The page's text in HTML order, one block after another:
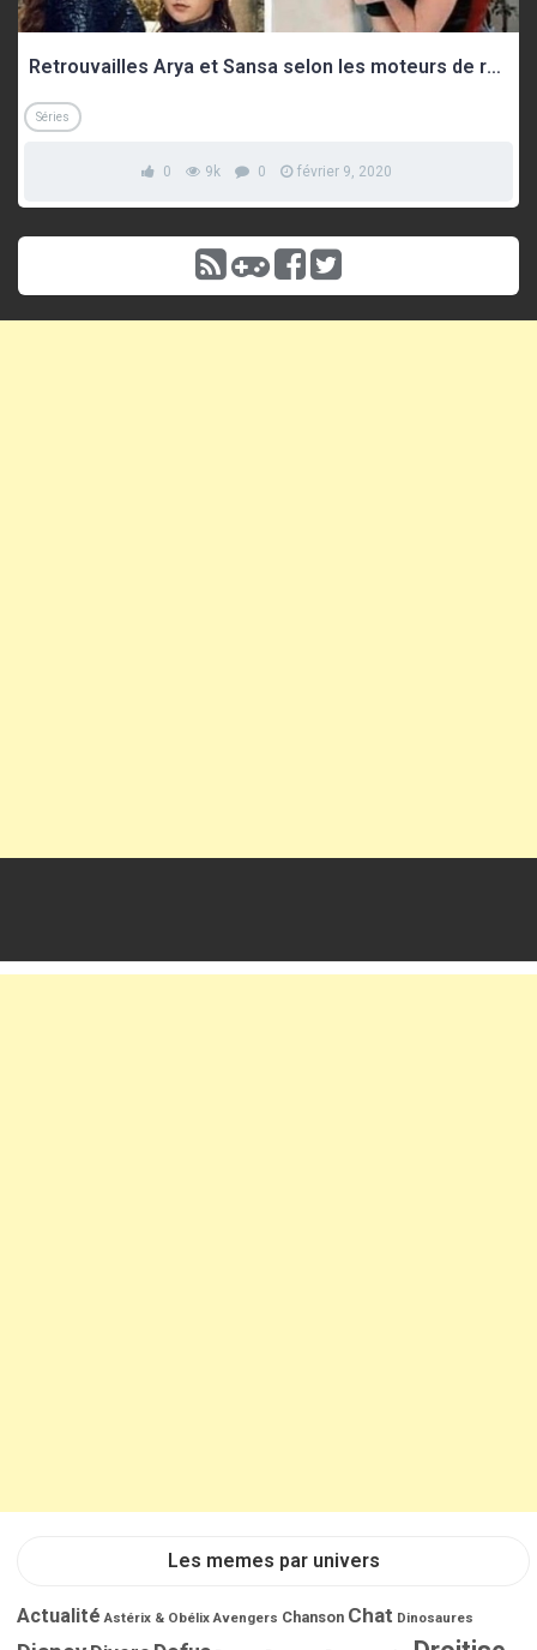
Retrouvailles Arya et Sansa selon les moteurs de recherche
Séries
0 9k 0 février 9, 2020
Les memes par univers
Actualité Astérix & Obélix Avengers Chanson Chat Dinosaures